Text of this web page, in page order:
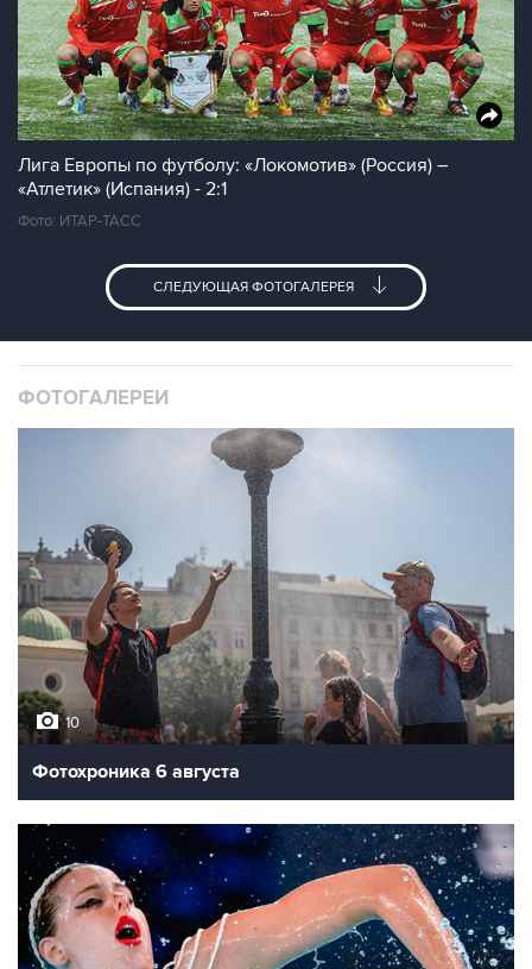
Лига Европы по футболу: «Локомотив» (Россия) –
«Атлетик» (Испания) - 2:1
Фото: ИТАР-ТАСС
СЛЕДУЮЩАЯ ФОТОГАЛЕРЕЯ
ФОТОГАЛЕРЕИ
10
Фотохроника 6 августа